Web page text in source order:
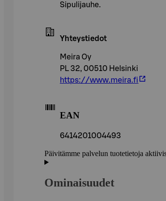
Sipulijauhe.
Yhteystiedot
Meira Oy
PL 32, 00510 Helsinki
https://www.meira.fi
EAN
6414201004493
Päivitämme palvelun tuotetietoja
Ominaisuudet